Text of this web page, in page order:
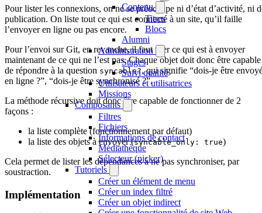
Contenu
Titres
Blocs
Alumni
Administration
Stages
Suivi qualité
Utilisateurs et utilisatrices
Missions
Composants
Filtres
Fichiers
Informations de contact
Médiathèque
Sélecteur (picker)
Tutoriels
Créer un élément de menu
Créer un index filtré
Créer un objet indirect
Pour lister les connexions, on ne se préoccupe ni d’état d’activité, ni
publication. On liste tout ce qui est connecté à un site, qu’il faille
l’envoyer en ligne ou pas encore.
Pour l’envoi sur Git, en revanche, il faut trier ce qui est à envoyer
maintenant de ce qui ne l’est pas. Chaque objet doit donc être capable
de répondre à la question syncable?, qui signifie “dois-je être
en ligne ?”, “dois-je être synchronisé ?”.
La méthode récursive doit donc être capable de fonctionner de 2
façons :
la liste complète (fonctionnement par défaut)
la liste des objets à envoyer (syncable_only: true)
Cela permet de lister les dépendances à ne pas synchroniser, par
soustraction.
Implémentation